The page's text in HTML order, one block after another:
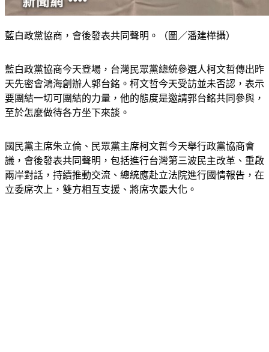
藍白政黨協商，會後發表共同聲明。（圖／潘建樺攝）
藍白政黨協商今天登場，台灣民眾黨總統參選人柯文哲傳出昨
天先密會鴻海創辦人郭台銘。柯文哲今天受訪並未否認，表示
要團結一切可團結的力量，他的態度是邀請郭台銘共同參與，
至於怎麼做待各方坐下來談。
國民黨主席朱立倫、民眾黨主席柯文哲今天舉行政黨協商會
議，會後發表共同聲明，包括進行台灣第三波民主改革、重啟
兩岸對話，持續推動交流、總統應赴立法院進行國情報告，在
立委席次上，雙方相互支援、將席次最大化。